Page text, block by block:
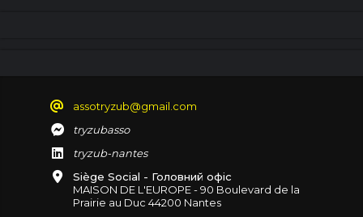
assotryzub@gmail.com
tryzubasso
tryzub-nantes
Siège Social - Головний офіс
MAISON DE L'EUROPE - 90 Boulevard de la
Prairie au Duc 44200 Nantes